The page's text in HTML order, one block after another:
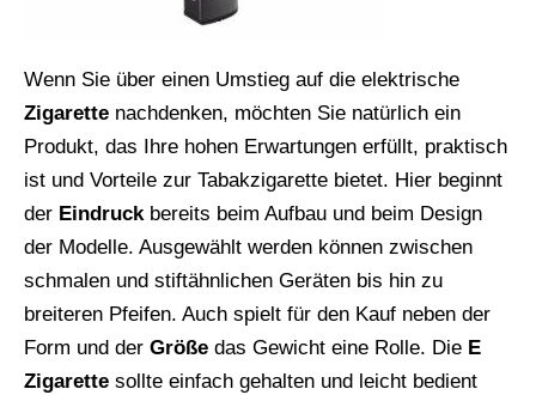
Wenn Sie über einen Umstieg auf die elektrische
Zigarette nachdenken, möchten Sie natürlich ein
Produkt, das Ihre hohen Erwartungen erfüllt, praktisch
ist und Vorteile zur Tabakzigarette bietet. Hier beginnt
der Eindruckbereits beim Aufbau und beim Design
der Modelle. Ausgewählt werden können zwischen
schmalen und stiftähnlichen Geräten bis hin zu
breiteren Pfeifen. Auch spielt für den Kauf neben der
Form und der Größe das Gewicht eine Rolle. Die E
Zigarette sollte einfach gehalten und leicht bedient